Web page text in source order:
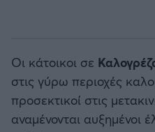
Οι κάτοικοι σε
στις γύρω περιοχές
προσεκτικοί στις
αναμένονται αυξημένοι